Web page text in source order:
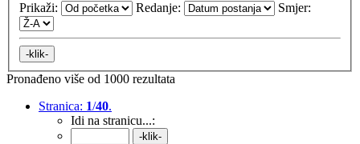
Prikaži: Redanje: Smjer:
Pronađeno više od 1000 rezultata
Stranica: 1/40.
Idi na stranicu...: